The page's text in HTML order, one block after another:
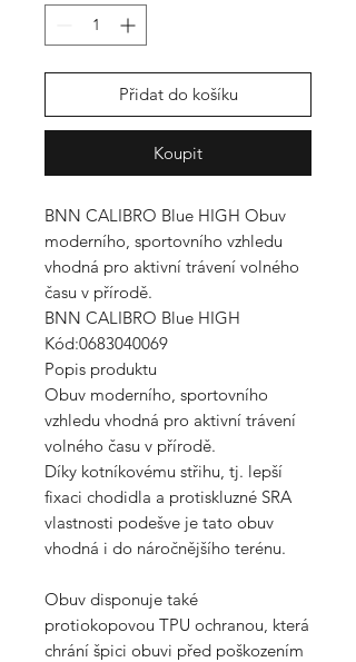
Přidat do košíku
Koupit
BNN CALIBRO Blue HIGH Obuv
moderního, sportovního vzhledu
vhodná pro aktivní trávení volného
času v přírodě.
BNN CALIBRO Blue HIGH
Kód:0683040069
Popis produktu
Obuv moderního, sportovního
vzhledu vhodná pro aktivní trávení
volného času v přírodě.
Díky kotníkovému střihu, tj. lepší
fixaci chodidla a protiskluzné SRA
vlastnosti podešve je tato obuv
vhodná i do náročnějšího terénu.
Obuv disponuje také
protiokopovou TPU ochranou, která
chrání špici obuvi před poškozením